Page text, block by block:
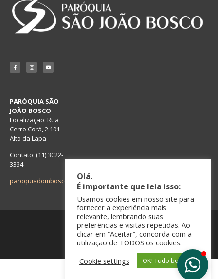
PARÓQUIA SÃO
JOÃO BOSCO
Localização: Rua
Cerro Corá, 2.101 –
Alto da Lapa
Contato: (11)3022-
3334
paroquiadombosco.lapa@gmail.com
© Todos os direitos reservados
Feito com muito
Olá.
É importante que leia isso:
Usamos cookies em nosso site para
fornecer a experiência mais
relevante, lembrando suas
preferências e visitas repetidas. Ao
clicar em “Aceitar”, concorda com a
utilização de TODOS os cookies.
Cookie settings
OK! Tudo bem!